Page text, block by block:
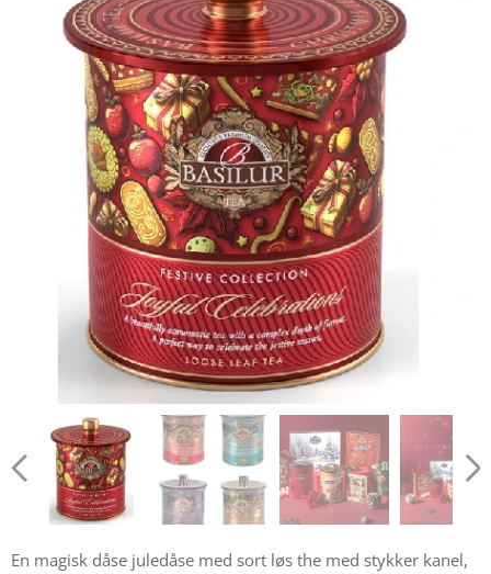
En magisk dåse juledåse med sort løs the med stykker kanel,